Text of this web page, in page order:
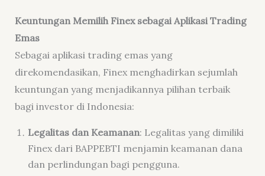
Keuntungan Memilih Finex sebagai Aplikasi Trading
Emas
Sebagai aplikasi trading emas yang
direkomendasikan, Finex menghadirkan sejumlah
keuntungan yang menjadikannya pilihan terbaik
bagi investor di Indonesia:
Legalitas dan Keamanan: Legalitas yang dimiliki
Finex dari BAPPEBTI menjamin keamanan dana
dan perlindungan bagi pengguna.